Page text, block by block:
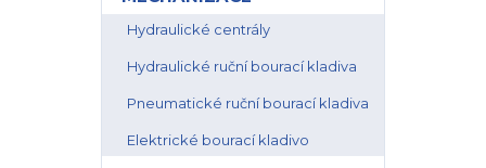
Hydraulické centrály
Hydraulické ruční bourací kladiva
Pneumatické ruční bourací kladiva
Elektrické bourací kladivo